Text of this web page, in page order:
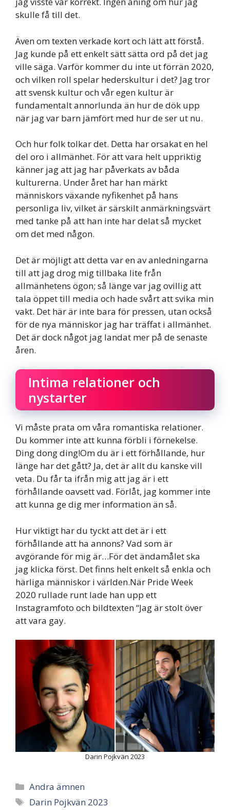
skulle få till det.
Även om texten verkade kort och lätt att förstå.
Jag kunde på ett enkelt sätt sätta ord på det jag
ville säga. Varför kommer du inte ut förrän 2020,
och vilken roll spelar hederskultur i det? Jag tror
att svensk kultur och vår egen kultur är
fundamentalt annorlunda än hur de dök upp
när jag var barn jämfört med hur de ser ut nu.
Och hur folk tolkar det. Detta har orsakat en hel
del oro i allmänhet. För att vara helt uppriktig
känner jag att jag har påverkats av båda
kulturerna. Under året har han märkt
människors växande nyfikenhet på hans
personliga liv, vilket är särskilt anmärkningsvärt
med tanke på att han inte har delat så mycket
om det med någon.
Det är möjligt att detta var en av anledningarna
till att jag drog mig tillbaka lite från
allmänhetens ögon; så länge var jag ovillig att
tala öppet till media och hade svårt att svika min
vakt. Det här är inte bara för pressen, utan också
för de nya människor jag har träffat i allmänhet.
Det är dock något jag landat mer på de senaste
åren.
Intima relationer och
nystarter
Vi måste prata om våra romantiska relationer.
Du kommer inte att kunna förbli i förnekelse.
Ding dong ding!Om du är i ett förhållande, hur
länge har det gått? Ja, det är allt du kanske vill
veta. Du får ta ifrån mig att jag är i ett
förhållande oavsett vad. Förlåt, jag kommer inte
att kunna ge dig mer information än så.
Hur viktigt har du tyckt att det är i ett
förhållande att ha annons? Vad som är
avgörande för mig är…För det ändamålet ska
jag klicka först. Det finns helt enkelt så enkla och
härliga människor i världen.När Pride Week
2020 rullade runt lade han upp ett
Instagramfoto och bildtexten “Jag är stolt över
att vara gay.
Darin Pojkvän 2023
Categories
Andra ämnen
Tags
Darin Pojkvän 2023